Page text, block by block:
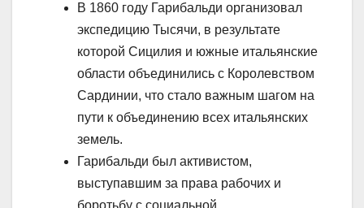
В 1860 году Гарибальди организовал
экспедицию Тысячи, в результате
которой Сицилия и южные итальянские
области объединились с Королевством
Сардинии, что стало важным шагом на
пути к объединению всех итальянских
земель.
Гарибальди был активистом,
выступавшим за права рабочих и